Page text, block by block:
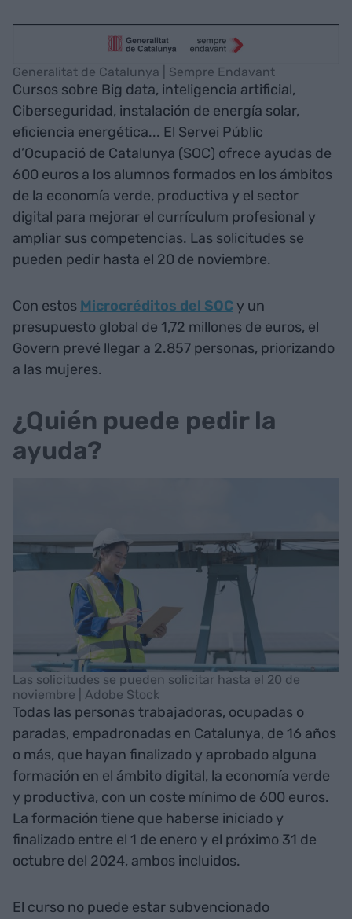
Generalitat de Catalunya | Sempre Endavant
Cursos sobre Big data, inteligencia artificial,
Ciberseguridad, instalación de energía solar,
eficiencia energética... El Servei Públic
d’Ocupació de Catalunya (SOC) ofrece ayudas de
600 euros a los alumnos formados en los ámbitos
de la economía verde, productiva y el sector
digital para mejorar el currículum profesional y
ampliar sus competencias. Las solicitudes se
pueden pedir hasta el 20 de noviembre.
Con estos Microcréditos del SOC y un
presupuesto global de 1,72 millones de euros, el
Govern prevé llegar a 2.857 personas, priorizando
a las mujeres.
¿Quién puede pedir la
ayuda?
Las solicitudes se pueden solicitar hasta el 20 de
noviembre | Adobe Stock
Todas las personas trabajadoras, ocupadas o
paradas, empadronadas en Catalunya, de 16 años
o más, que hayan finalizado y aprobado alguna
formación en el ámbito digital, la economía verde
y productiva, con un coste mínimo de 600 euros.
La formación tiene que haberse iniciado y
finalizado entre el 1 de enero y el próximo 31 de
octubre del 2024, ambos incluidos.
El curso no puede estar subvencionado